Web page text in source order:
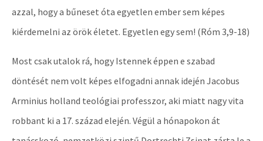
azzal, hogy a bűneset óta egyetlen ember sem képes
kiérdemelni az örök életet. Egyetlen egy sem! (Róm 3,9-18)
Most csak utalok rá, hogy Istennek éppen e szabad
döntését nem volt képes elfogadni annak idején Jacobus
Arminius holland teológiai professzor, aki miatt nagy vita
robbant ki a 17. század elején. Végül a hónapokon át